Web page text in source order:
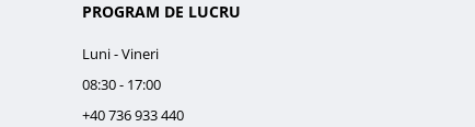
PROGRAM DE LUCRU
Luni - Vineri
08:30 - 17:00
+40 736 933 440